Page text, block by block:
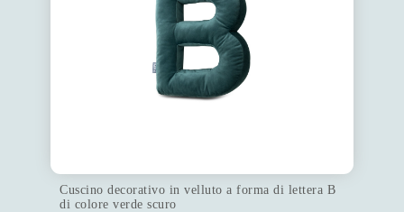
Cuscino decorativo in velluto a forma di lettera B
di colore verde scuro